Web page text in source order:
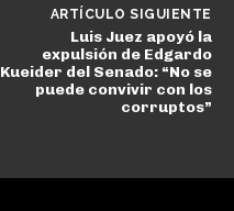
ARTÍCULO SIGUIENTE
Luis Juez apoyó la
expulsión de Edgardo
Kueider del Senado: “No se
puede convivir con los
corruptos”